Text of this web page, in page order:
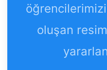
oluşan